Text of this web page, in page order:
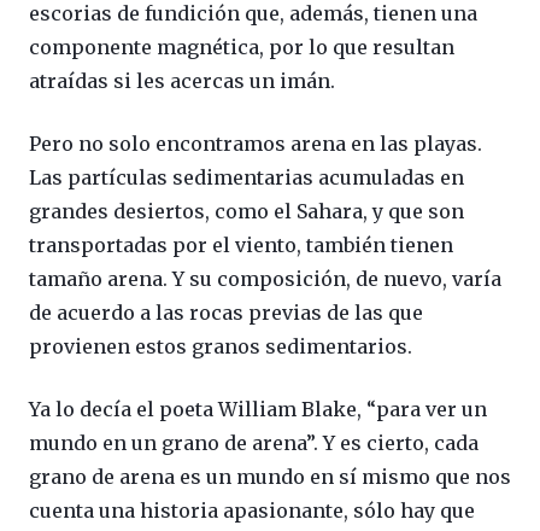
escorias de fundición que, además, tienen una
componente magnética, por lo que resultan
atraídas si les acercas un imán.
Pero no solo encontramos arena en las playas.
Las partículas sedimentarias acumuladas en
grandes desiertos, como el Sahara, y que son
transportadas por el viento, también tienen
tamaño arena. Y su composición, de nuevo, varía
de acuerdo a las rocas previas de las que
provienen estos granos sedimentarios.
Ya lo decía el poeta William Blake, “para ver un
mundo en un grano de arena”. Y es cierto, cada
grano de arena es un mundo en sí mismo que nos
cuenta una historia apasionante, sólo hay que